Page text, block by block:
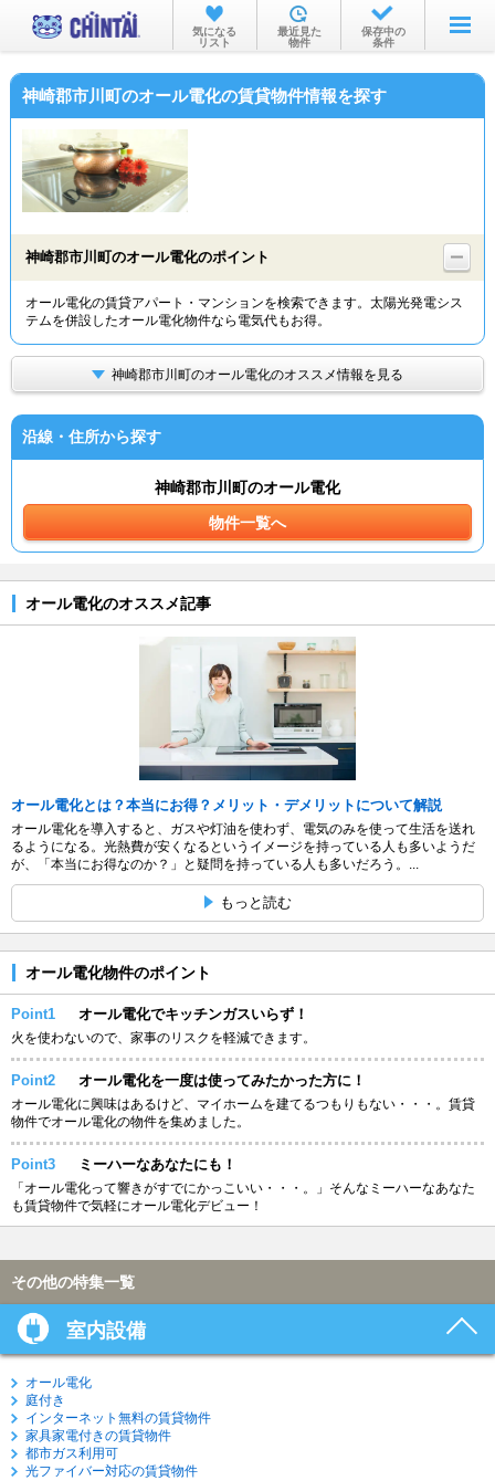
お部屋を探す
沿線・駅から
物件特集から
TOP
気になる
リスト
最近見た
物件
保存中の
条件
神崎郡市川町のオール電化の賃貸物件情報を探す
神崎郡市川町のオール電化のポイント
オール電化の賃貸アパート・マンションを検索できます。太陽光発電シス
テムを併設したオール電化物件なら電気代もお得。
神崎郡市川町のオール電化のオススメ情報を見る
沿線・住所から探す
神崎郡市川町のオール電化
物件一覧へ
オール電化のオススメ記事
オール電化とは？本当にお得？メリット・デメリットについて解説
オール電化を導入すると、ガスや灯油を使わず、電気のみを使って生活を送れ
るようになる。光熱費が安くなるというイメージを持っている人も多いようだ
が、「本当にお得なのか？」と疑問を持っている人も多いだろう。...
もっと読む
オール電化物件のポイント
Point1 オール電化でキッチンガスいらず！
火を使わないので、家事のリスクを軽減できます。
Point2 オール電化を一度は使ってみたかった方に！
オール電化に興味はあるけど、マイホームを建てるつもりもない・・・。賃貸
物件でオール電化の物件を集めました。
Point3 ミーハーなあなたにも！
「オール電化って響きがすでにかっこいい・・・。」そんなミーハーなあなた
も賃貸物件で気軽にオール電化デビュー！
その他の特集一覧
室内設備
オール電化
庭付き
インターネット無料の賃貸物件
家具家電付きの賃貸物件
都市ガス利用可
光ファイバー対応の賃貸物件